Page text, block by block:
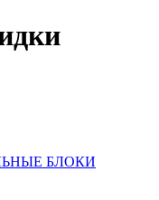
БЛОКИ